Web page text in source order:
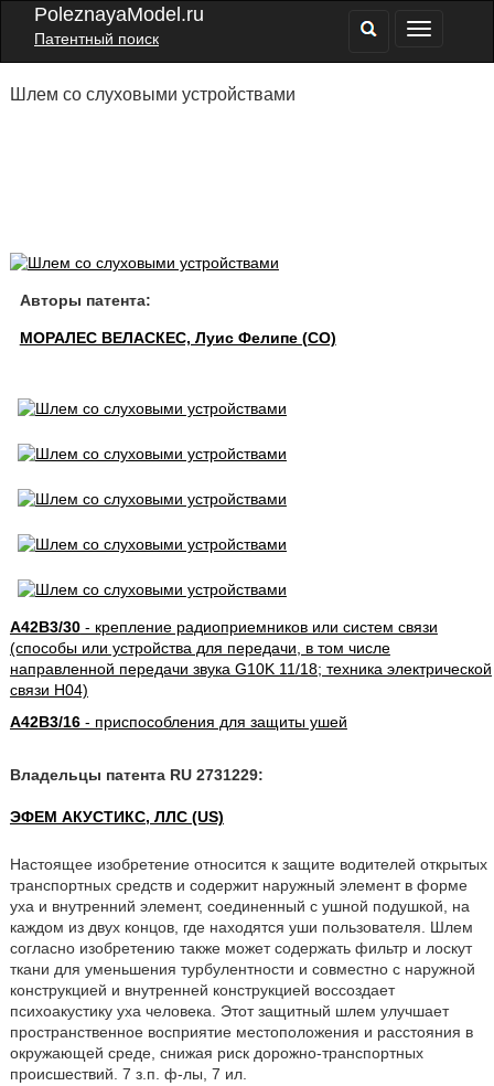
PoleznayaModel.ru
Патентный поиск
Шлем со слуховыми устройствами
Авторы патента:
МОРАЛЕС ВЕЛАСКЕС, Луис Фелипе (CO)
A42B3/30- крепление радиоприемников или систем связи
(способы или устройства для передачи, в том числе
направленной передачи звука G10K 11/18; техника электрической
связи H04)
A42B3/16- приспособления для защиты ушей
Владельцы патента RU 2731229:
ЭФЕМ АКУСТИКС, ЛЛС (US)
Настоящее изобретение относится к защите водителей открытых
транспортных средств и содержит наружный элемент в форме
уха и внутренний элемент, соединенный с ушной подушкой, на
каждом из двух концов, где находятся уши пользователя. Шлем
согласно изобретению также может содержать фильтр и лоскут
ткани для уменьшения турбулентности и совместно с наружной
конструкцией и внутренней конструкцией воссоздает
психоакустику уха человека. Этот защитный шлем улучшает
пространственное восприятие местоположения и расстояния в
окружающей среде, снижая риск дорожно-транспортных
происшествий. 7 з.п. ф-лы, 7 ил.